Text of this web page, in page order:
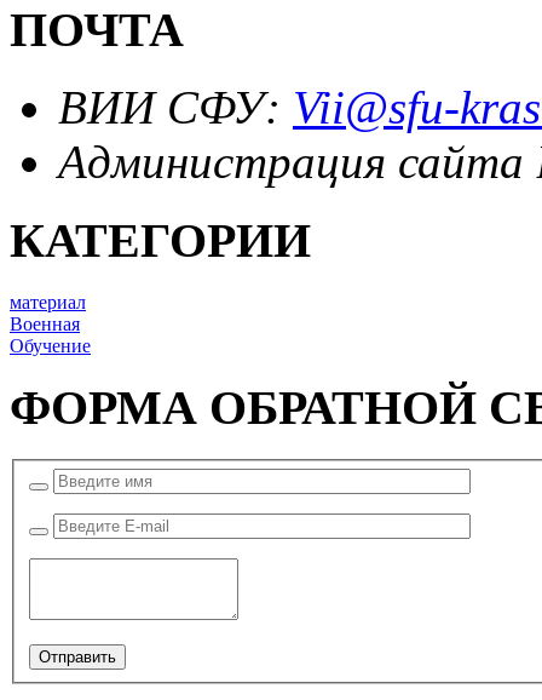
ПОЧТА
ВИИ СФУ: Vii@sfu-
Администрация
КАТЕГОРИИ
материал
Военная
Обучение
ФОРМА ОБРАТНОЙ